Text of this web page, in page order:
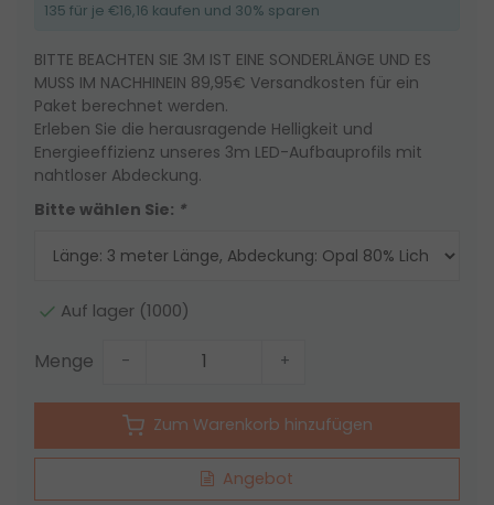
135 für je €16,16 kaufen und 30% sparen
BITTE BEACHTEN SIE 3M IST EINE SONDERLÄNGE UND ES
MUSS IM NACHHINEIN 89,95€ Versandkosten für ein
Paket berechnet werden.
Erleben Sie die herausragende Helligkeit und
Energieeffizienz unseres 3m LED-Aufbauprofils mit
nahtloser Abdeckung.
Bitte wählen Sie: *
Auf lager (1000)
Menge - +
Zum Warenkorb hinzufügen
Angebot